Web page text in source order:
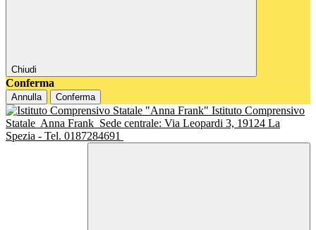
Chiudi
Conferma
Annulla Conferma
Istituto Comprensivo
Statale Anna Frank Sede centrale: Via Leopardi 3, 19124 La
Spezia - Tel. 0187284691